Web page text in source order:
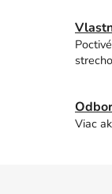
Viac